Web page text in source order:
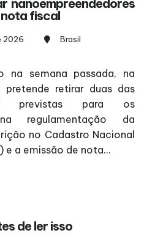
nanoempreendedores
nota fiscal
2026
Brasil
na semana passada, na
pretende retirar duas das
previstas para os
na regulamentação da
no Cadastro Nacional
e a emissão de nota...
de ler isso